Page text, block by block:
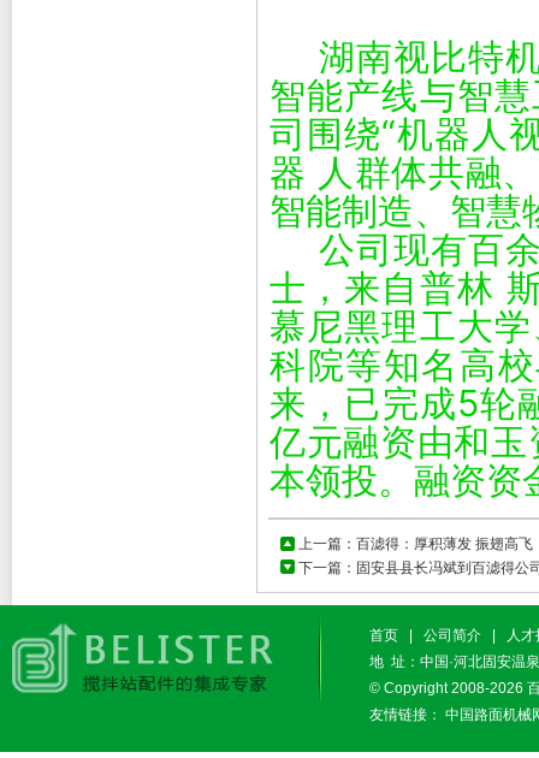
湖南视比特
智能产线与智
司围绕“机器人
器 人群体共融
智能制造、智慧
公司现有百
士，来自普林
慕尼黑理工大
科院等知名高
来，已完成5轮
亿元融资由和
本领投。融资资
上一篇： 百滤得：厚积薄发 振翅高飞
下一篇： 固安县县长冯斌到百滤得公
首页 公司简介
人
地 址：中国·河北固安温
© Copyright 2008-2026
友情链接： 中国路面机械